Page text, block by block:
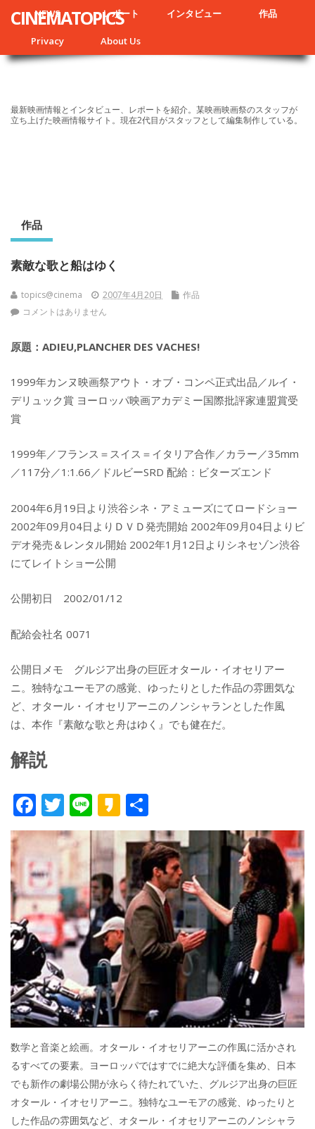
NEWS レポート インタビュー 作品
Privacy About Us
CINEMATOPICS
最新映画情報とインタビュー、レポートを紹介。某映画映画祭のスタッフが
立ち上げた映画情報サイト。現在2代目がスタッフとして編集制作している。
作品
素敵な歌と船はゆく
topics@cinema 2007年4月20日
作品
コメントはありません
原題：ADIEU,PLANCHER DES VACHES!
1999年カンヌ映画祭アウト・オブ・コンペ正式出品／ルイ・
デリュック賞 ヨーロッパ映画アカデミー国際批評家連盟賞受
賞
1999年／フランス＝スイス＝イタリア合作／カラー／35mm
／117分／1:1.66／ドルビーSRD 配給：ビターズエンド
2004年6月19日より渋谷シネ・アミューズにてロードショー
2002年09月04日よりＤＶＤ発売開始 2002年09月04日よりビ
デオ発売＆レンタル開始 2002年1月12日よりシネセゾン渋谷
にてレイトショー公開
公開初日 2002/01/12
配給会社名 0071
公開日メモ グルジア出身の巨匠オタール・イオセリアー
ニ。独特なユーモアの感覚、ゆったりとした作品の雰囲気な
ど、オタール・イオセリアーニのノンシャランとした作風
は、本作『素敵な歌と舟はゆく』でも健在だ。
解説
F
ac
e
b
o
o
k
T
w
itt
er
Li
n
e
K
a
k
a
o
有
数学と音楽と絵画。オタール・イオセリアーニの作風に活かされ
るすべての要素。ヨーロッパではすでに絶大な評価を集め、日本
でも新作の劇場公開が永らく待たれて’いた、グルジア出身の巨匠
オタール・イオセリアーニ。独特なユーモアの感覚、ゆったりと
した作品の雰囲気など、オタール・イオセリアーニのノンシャラ